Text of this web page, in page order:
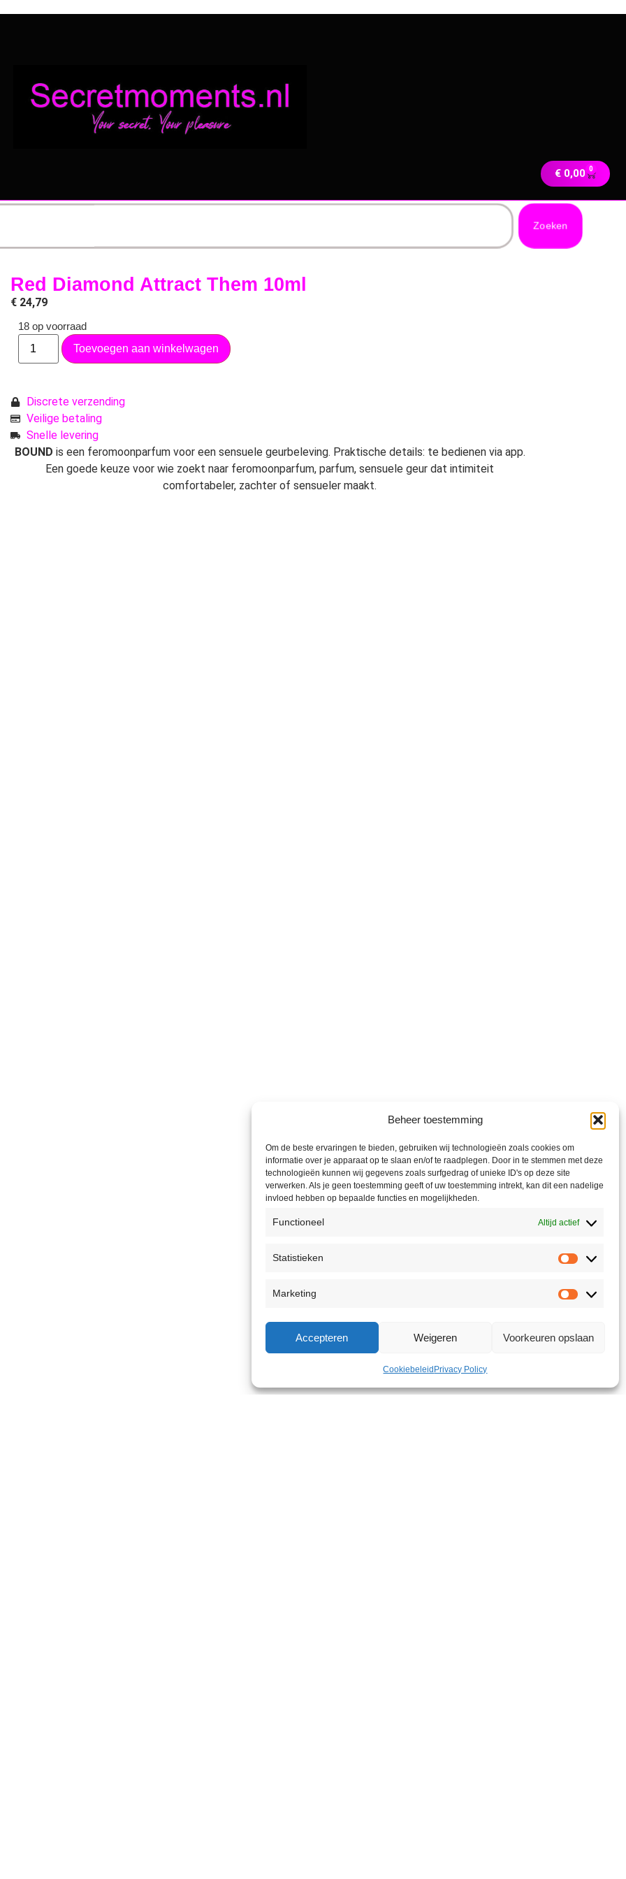
Beheer toestemming
Om de beste ervaringen te bieden, gebruiken wij technologieën zoals cookies om
informatie over je apparaat op te slaan en/of te raadplegen. Door in te stemmen met deze
technologieën kunnen wij gegevens zoals surfgedrag of unieke ID's op deze site
verwerken. Als je geen toestemming geeft of uw toestemming intrekt, kan dit een nadelige
invloed hebben op bepaalde functies en mogelijkheden.
Functioneel Altijd actief
Statistieken
Marketing
Accepteren Weigeren Voorkeuren opslaan
Cookiebeleid Privacy Policy
€0,00 0
Zoeken
Red Diamond Attract Them 10ml
€ 24,79
18 op voorraad
Toevoegen aan winkelwagen
Discrete verzending
Veilige betaling
Snelle levering
BOUND is een feromoonparfum voor een sensuele geurbeleving. Praktische details: te bedienen via app.
Een goede keuze voor wie zoekt naar feromoonparfum, parfum, sensuele geur dat intimiteit
comfortabeler, zachter of sensueler maakt.